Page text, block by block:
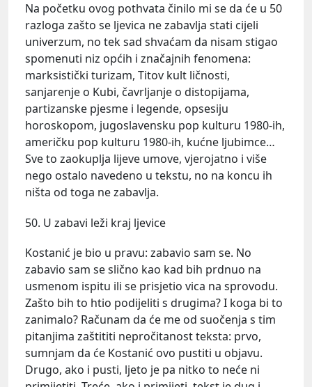
Na početku ovog pothvata činilo mi se da će u 50
razloga zašto se ljevica ne zabavlja stati cijeli
univerzum, no tek sad shvaćam da nisam stigao
spomenuti niz općih i značajnih fenomena:
marksistički turizam, Titov kult ličnosti,
sanjarenje o Kubi, čavrljanje o distopijama,
partizanske pjesme i legende, opsesiju
horoskopom, jugoslavensku pop kulturu 1980-ih,
američku pop kulturu 1980-ih, kućne ljubimce…
Sve to zaokuplja lijeve umove, vjerojatno i više
nego ostalo navedeno u tekstu, no na koncu ih
ništa od toga ne zabavlja.
50. U zabavi leži kraj ljevice
Kostanić je bio u pravu: zabavio sam se. No
zabavio sam se slično kao kad bih prdnuo na
usmenom ispitu ili se prisjetio vica na sprovodu.
Zašto bih to htio podijeliti s drugima? I koga bi to
zanimalo? Računam da će me od suočenja s tim
pitanjima zaštititi nepročitanost teksta: prvo,
sumnjam da će Kostanić ovo pustiti u objavu.
Drugo, ako i pusti, ljeto je pa nitko to neće ni